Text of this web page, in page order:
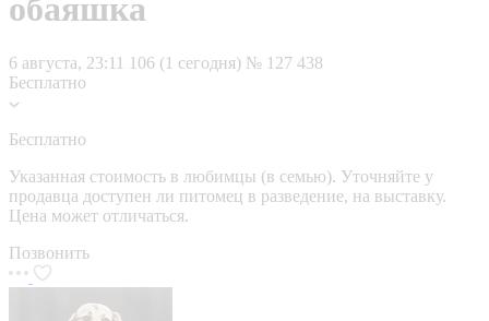
обаяшка
6 августа, 23:11 106 (1 сегодня) № 127 438
Бесплатно
Бесплатно
Указанная стоимость в любимцы (в семью). Уточняйте у
продавца доступен ли питомец в разведение, на выставку.
Цена может отличаться.
Позвонить